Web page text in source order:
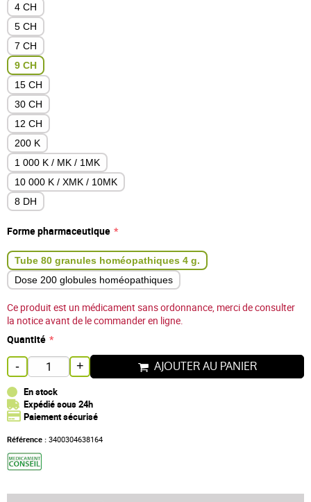
4 CH
5 CH
7 CH
9 CH
15 CH
30 CH
12 CH
200 K
1 000 K / MK / 1MK
10 000 K / XMK / 10MK
8 DH
Forme pharmaceutique
Tube 80 granules homéopathiques 4 g.
Dose 200 globules homéopathiques
Ce produit est un médicament sans ordonnance, merci de consulter
la notice avant de le commander en ligne.
Quantité
- + AJOUTER AU PANIER
En stock
Expédié sous 24h
Paiement sécurisé
Référence : 3400304638164